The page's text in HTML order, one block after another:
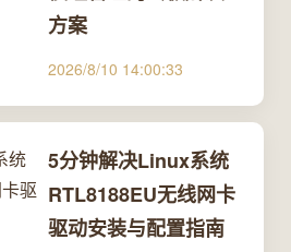
方案
2026/8/10 14:00:33
5分钟解决Linux系统
RTL8188EU无线网卡
驱动安装与配置指南